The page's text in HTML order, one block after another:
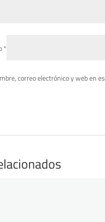
*
correo electrónico y web en